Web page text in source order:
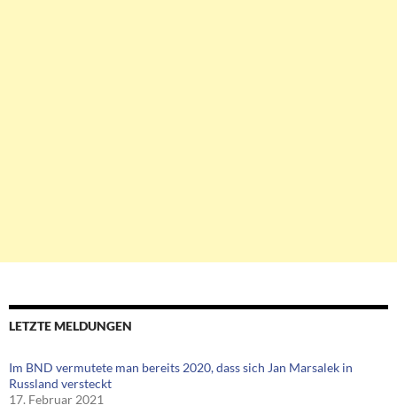
LETZTE MELDUNGEN
Im BND vermutete man bereits 2020, dass sich Jan Marsalek in
Russland versteckt
17. Februar 2021